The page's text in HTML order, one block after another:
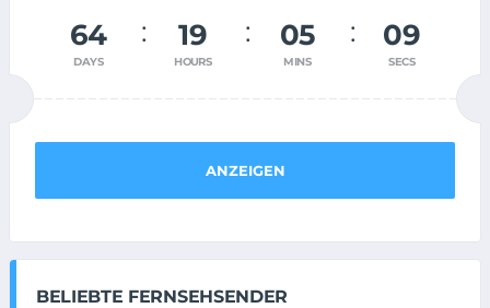
64
DAYS
19
HOURS
05
MINS
08
SECS
ANZEIGEN
BELIEBTE FERNSEHSENDER